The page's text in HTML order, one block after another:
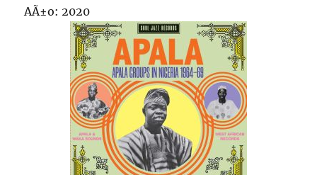
AÃ±o: 2020